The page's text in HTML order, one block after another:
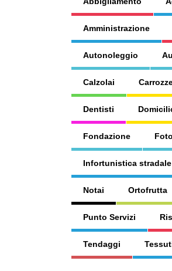
Amministrazione
Autonoleggio
Calzolai
Dentisti
Fondazione Foto
Infortunistica stradale
Notai Ortofrutta
Punto Servizi
Tendaggi